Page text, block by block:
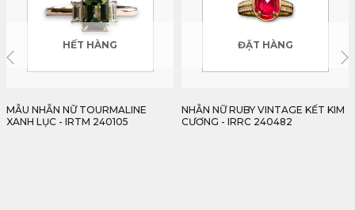
ĐẶT HÀNG
NHẪN NỮ RUBY VINTAGE KẾT KIM
CƯƠNG - IRRC 240482
ĐẶT HÀNG
NHẪN NỮ SPINEL XANH LAM KẾT
KIM CƯƠNG - IRSP 240483